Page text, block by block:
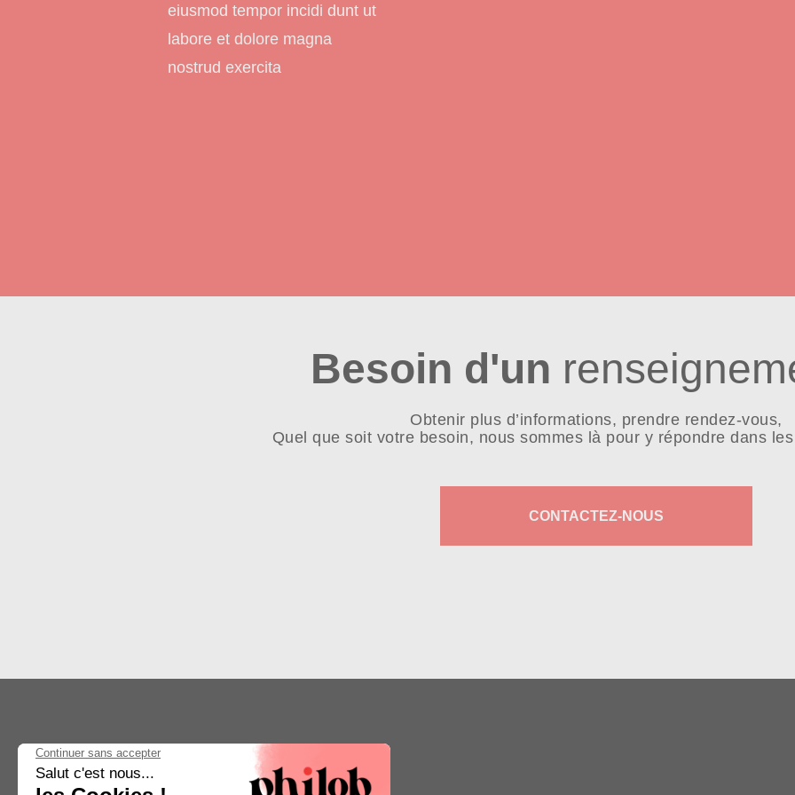
eiusmod tempor incidi dunt ut
labore et dolore magna
nostrud exercita
Besoin d'un
Obtenir plus d’informations, prendre rendez-vous,
Quel que soit votre besoin, nous sommes là pour y répondre dans
CONTACTEZ-NOUS